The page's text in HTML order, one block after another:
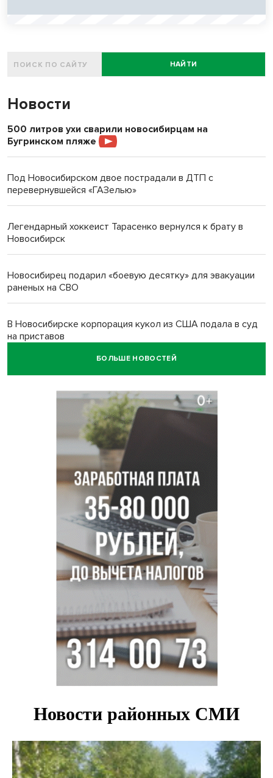
НАЙТИ
Новости
500 литров ухи сварили новосибирцам на
Бугринском пляже
Под Новосибирском двое пострадали в ДТП с
перевернувшейся «ГАЗелью»
Легендарный хоккеист Тарасенко вернулся к брату в
Новосибирск
Новосибирец подарил «боевую десятку» для эвакуации
раненых на СВО
В Новосибирске корпорация кукол из США подала в суд
на приставов
БОЛЬШЕ НОВОСТЕЙ